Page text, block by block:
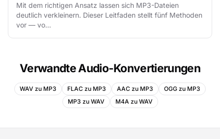
Mit dem richtigen Ansatz lassen sich MP3-Dateien
deutlich verkleinern. Dieser Leitfaden stellt fünf Methoden
vor — vo...
Verwandte Audio-Konvertierungen
WAV zu MP3 FLAC zu MP3 AAC zu MP3
OGG zu MP3
MP3 zu WAV
M4A zu WAV